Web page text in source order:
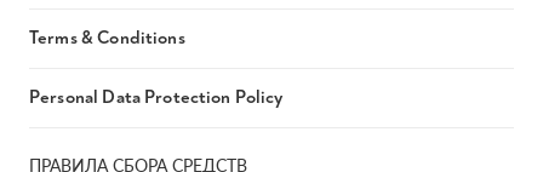
ПРАВИЛА СБОРА СРЕДСТВ
Terms & Conditions
Personal Data Protection Policy